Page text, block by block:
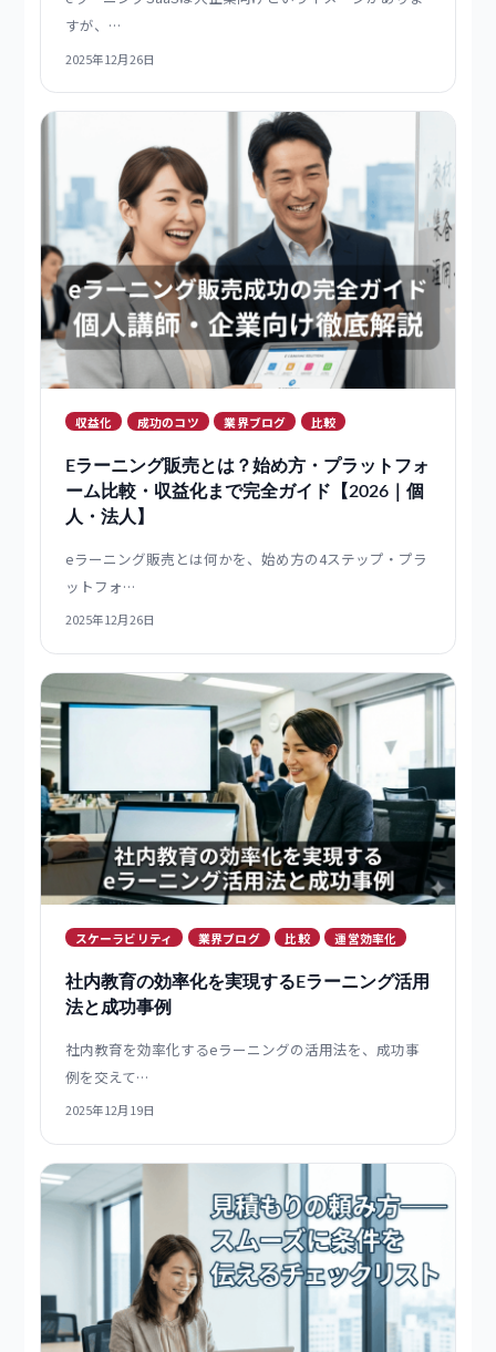
作り方 初期導入 製品ブログ 選び方
少人数利用でも大丈夫？——ミニマム運用のコ
ツ
eラーニングSaaSは大企業向けというイメージがありま
すが、…
2025年12月26日
成功のコツ 業界ブログ
Eラーニング販売とは？始め方・プラットフォ
ーム比較・収益化まで完全ガイド【2026｜個
人・法人】
eラーニング販売とは何かを、始め方の4ステップ・プラ
ットフォ…
2025年12月26日
スケーラビリティ 比較 運営効率化